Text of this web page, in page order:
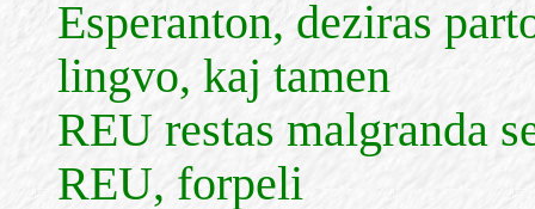
Esperanton, deziras
lingvo, kaj tamen
REU restas malgranda
REU, forpeli